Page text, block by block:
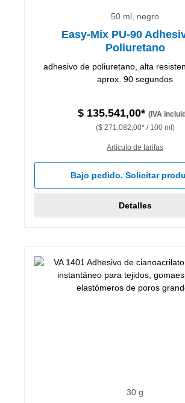
50 ml, negro
Easy-Mix PU-90
Poliuretano
adhesivo de poliuretano, alta
aprox. 90 segundos
$ 135.541,00* (IVA
($ 271.082,00* / 100 ml)
Artículo de tarifas
Bajo pedido. Solicitar
Detalles
30 g